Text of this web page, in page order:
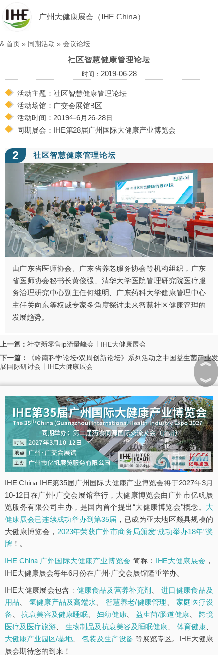
广州大健康展会（IHE China）
& 首页 » 同期活动 » 会议论坛
社区智慧健康管理论坛
时间： 2019-06-28
活动主题：社区智慧健康管理论坛
活动场馆：广交会展馆B区
活动时间：2019年6月26-28日
同期展会：IHE第28届广州国际大健康产业博览会
2 社区智慧健康管理论坛
由广东省医师协会、广东省养老服务协会等机构组织，广东
省医师协会秘书长黄俊强、清华大学医院管理研究院医疗服
务治理研究中心副主任何继明、广东药科大学健康管理中心
主任关向东等权威专家多角度探讨未来智慧社区健康管理的
发展趋势。
上一篇： 社交新零售ip流量峰会丨IHE大健康展会
下一篇：
《岭南科学论坛•双周创新论坛》系列活动之中国益生菌产业发
展国际研讨会丨IHE大健康展会
IHE China IHE第35届广州国际大健康产业博览会将于2027年3月
10-12日在广州•广交会展馆举行，大健康博览会由广州市亿帆展
览服务有限公司主办，是国内首个提出“大健康博览会”概念。 大
健康展会已连续成功举办到第35届 ，已成为亚太地区颇具规模的
大健康博览会， 2023年荣获广州市商务局颁发“成功举办18年”奖
牌 ！。
IHE China 广州国际大健康产业博览会 简称： IHE大健康展会 ，
IHE大健康展会每年6月份在广州·广交会展馆隆重举办。
IHE大健康展会包含： 健康食品及营养补充剂 、进口健康食品及
用品
氢健康产品及高端水 智慧养老/健康管理 、家庭医疗设
备 、抗衰美容及健康睡眠 、妇幼健康、 益生菌/肠道健康、 跨境
医疗及医疗旅游
生物制品及抗衰美容及睡眠健康 体育健康
大健康产业园区/基地 、包装及生产设备 等展览专区。IHE大健康
展会期待您的到来！
︽
︾